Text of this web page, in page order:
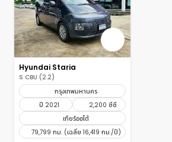
Hyundai Staria
S CBU (2.2)
กรุงเทพมหานคร
ปี 2021
2,200 ซีซี
เกียร์ออโต้
79,799 กม. (เฉลี่ย 16,419 กม./ปี)